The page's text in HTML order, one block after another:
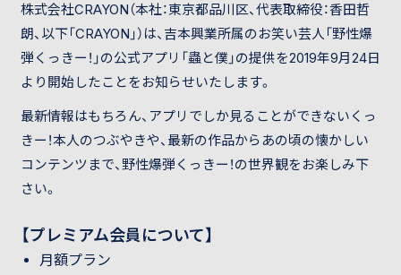
株式会社CRAYON（本社：東京都品川区、代表取締役：香田哲
朗、以下「CRAYON」）は、吉本興業所属のお笑い芸人「野性爆
弾くっきー！」の公式アプリ「蟲と僕」の提供を2019年9月24日
より開始したことをお知らせいたします。
最新情報はもちろん、アプリでしか見ることができないくっ
きー！本人のつぶやきや、最新の作品からあの頃の懐かしい
コンテンツまで、野性爆弾くっきー！の世界観をお楽しみ下
さい。
【プレミアム会員について】
月額プラン